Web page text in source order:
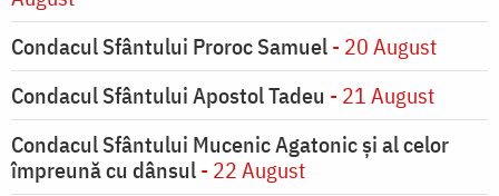
Condacul Sfântului Proroc Samuel- 20 August
Condacul Sfântului Apostol Tadeu - 21 August
Condacul Sfântului Mucenic Agatonic şi al celor
împreună cu dânsul- 22 August